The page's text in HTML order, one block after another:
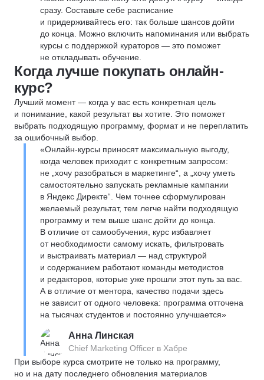
сразу. Составьте себе расписание
и придерживайтесь его: так больше шансов дойти
до конца. Можно включить напоминания или выбрать
курсы с поддержкой кураторов — это поможет
не откладывать обучение.
Когда лучше покупать онлайн-
курс?
Лучший момент — когда у вас есть конкретная цель
и понимание, какой результат вы хотите. Это поможет
выбрать подходящую программу, формат и не переплатить
за ошибочный выбор.
«Онлайн-курсы приносят максимальную выгоду,
когда человек приходит с конкретным запросом:
не „хочу разобраться в маркетинге“, а „хочу уметь
самостоятельно запускать рекламные кампании
в Яндекс Директе“. Чем точнее сформулирован
желаемый результат, тем легче найти подходящую
программу и тем выше шанс дойти до конца.
В отличие от самообучения, курс избавляет
от необходимости самому искать, фильтровать
и выстраивать материал — над структурой
и содержанием работают команды методистов
и редакторов, которые уже прошли этот путь за вас.
А в отличие от ментора, качество подачи здесь
не зависит от одного человека: программа отточена
на тысячах студентов и постоянно улучшается»
Анна Линская
Chief Marketing Officer в Хабре
При выборе курса смотрите не только на программу,
но и на дату последнего обновления материалов